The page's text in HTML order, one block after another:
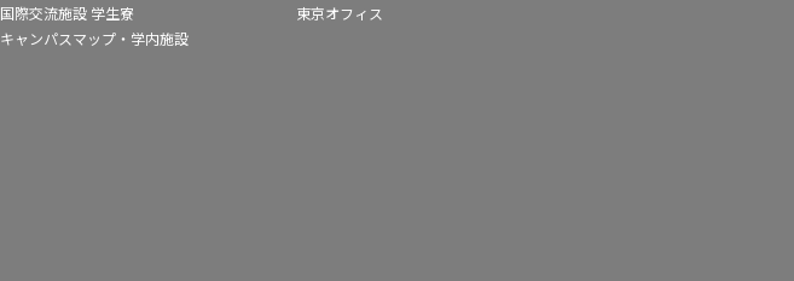
国際交流施設 学生寮
キャンパスマップ・学内施設
東京オフィス